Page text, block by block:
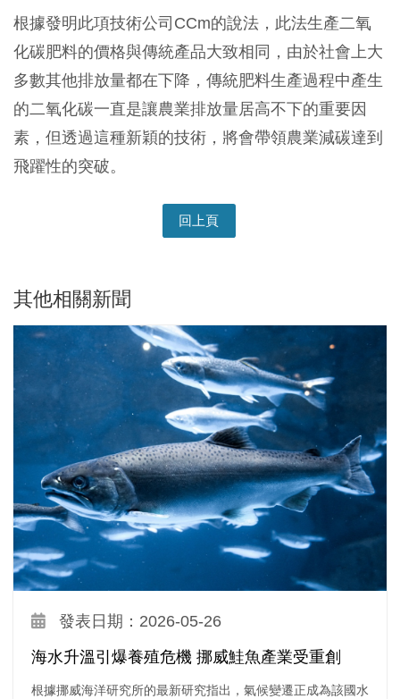
根據發明此項技術公司CCm的說法，此法生產二氧
化碳肥料的價格與傳統產品大致相同，由於社會上大
多數其他排放量都在下降，傳統肥料生產過程中產生
的二氧化碳一直是讓農業排放量居高不下的重要因
素，但透過這種新穎的技術，將會帶領農業減碳達到
飛躍性的突破。
回上頁
其他相關新聞
發表日期：2026-05-26
海水升溫引爆養殖危機 挪威鮭魚產業受重創
根據挪威海洋研究所的最新研究指出，氣候變遷正成為該國水